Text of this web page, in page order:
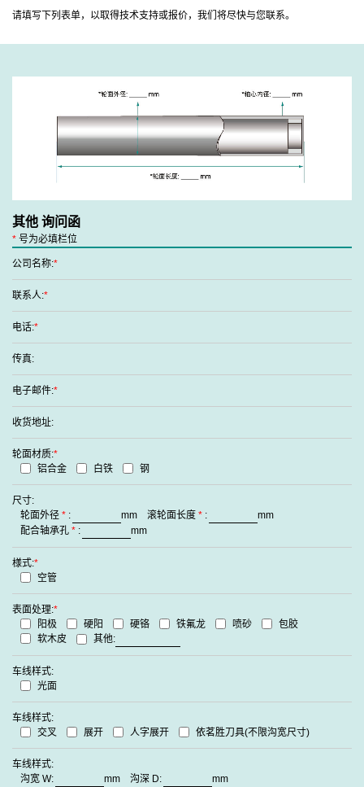
请填写下列表单，以取得技术支持或报价，我们将尽快与您联系。
其他 询问函
* 号为必填栏位
公司名称:*
联系人:*
电话:*
传真:
电子邮件:*
收货地址:
轮面材质:*
铝合金
白铁 钢
尺寸:
轮面外径 * : mm 滚轮面长度 * :
mm
配合轴承孔 * : mm
様式:*
空管
表面处理:*
阳极
硬阳 硬铬 铁氟龙 喷砂
包胶
软木皮
其他:
车线样式:
光面
车线样式:
交叉
展开 人字展开 依茗胜刀具(不限沟宽尺寸)
车线样式:
沟宽 W: mm 沟深 D:
mm